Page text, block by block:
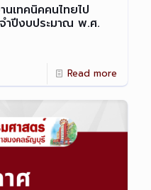
เทคนิคคนไทยไป
ำปีงบประมาณ พ.ศ.
Read more